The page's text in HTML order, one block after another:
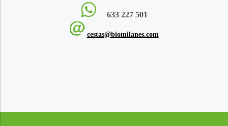
633 227 501
cestas@biomilanes.com